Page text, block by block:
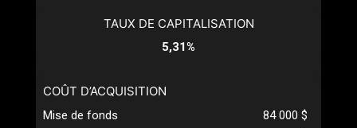
TAUX DE CAPITALISATION
5,31%
COÛT D’ACQUISITION
Mise de fonds
84 000 $